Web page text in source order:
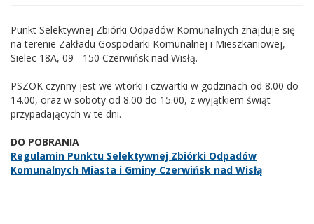
Wisłą
Punkt Selektywnej Zbiórki Odpadów Komunalnych znajduje się
na terenie Zakładu Gospodarki Komunalnej i Mieszkaniowej,
Sielec 18A, 09 - 150 Czerwińsk nad Wisłą.
PSZOK czynny jest we wtorki i czwartki w godzinach od 8.00 do
14.00, oraz w soboty od 8.00 do 15.00, z wyjątkiem świąt
przypadających w te dni.
DO POBRANIA
Regulamin Punktu Selektywnej Zbiórki Odpadów
Komunalnych Miasta i Gminy Czerwińsk nad Wisłą